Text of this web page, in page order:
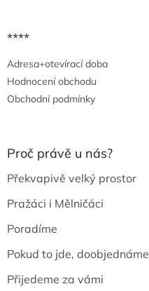
****
Adresa+otevírací doba
Hodnocení obchodu
Obchodní podmínky
Proč právě u nás?
Překvapivě velký prostor
Pražáci i Mělničáci
Poradíme
Pokud to jde, doobjednáme
Přijedeme za vámi